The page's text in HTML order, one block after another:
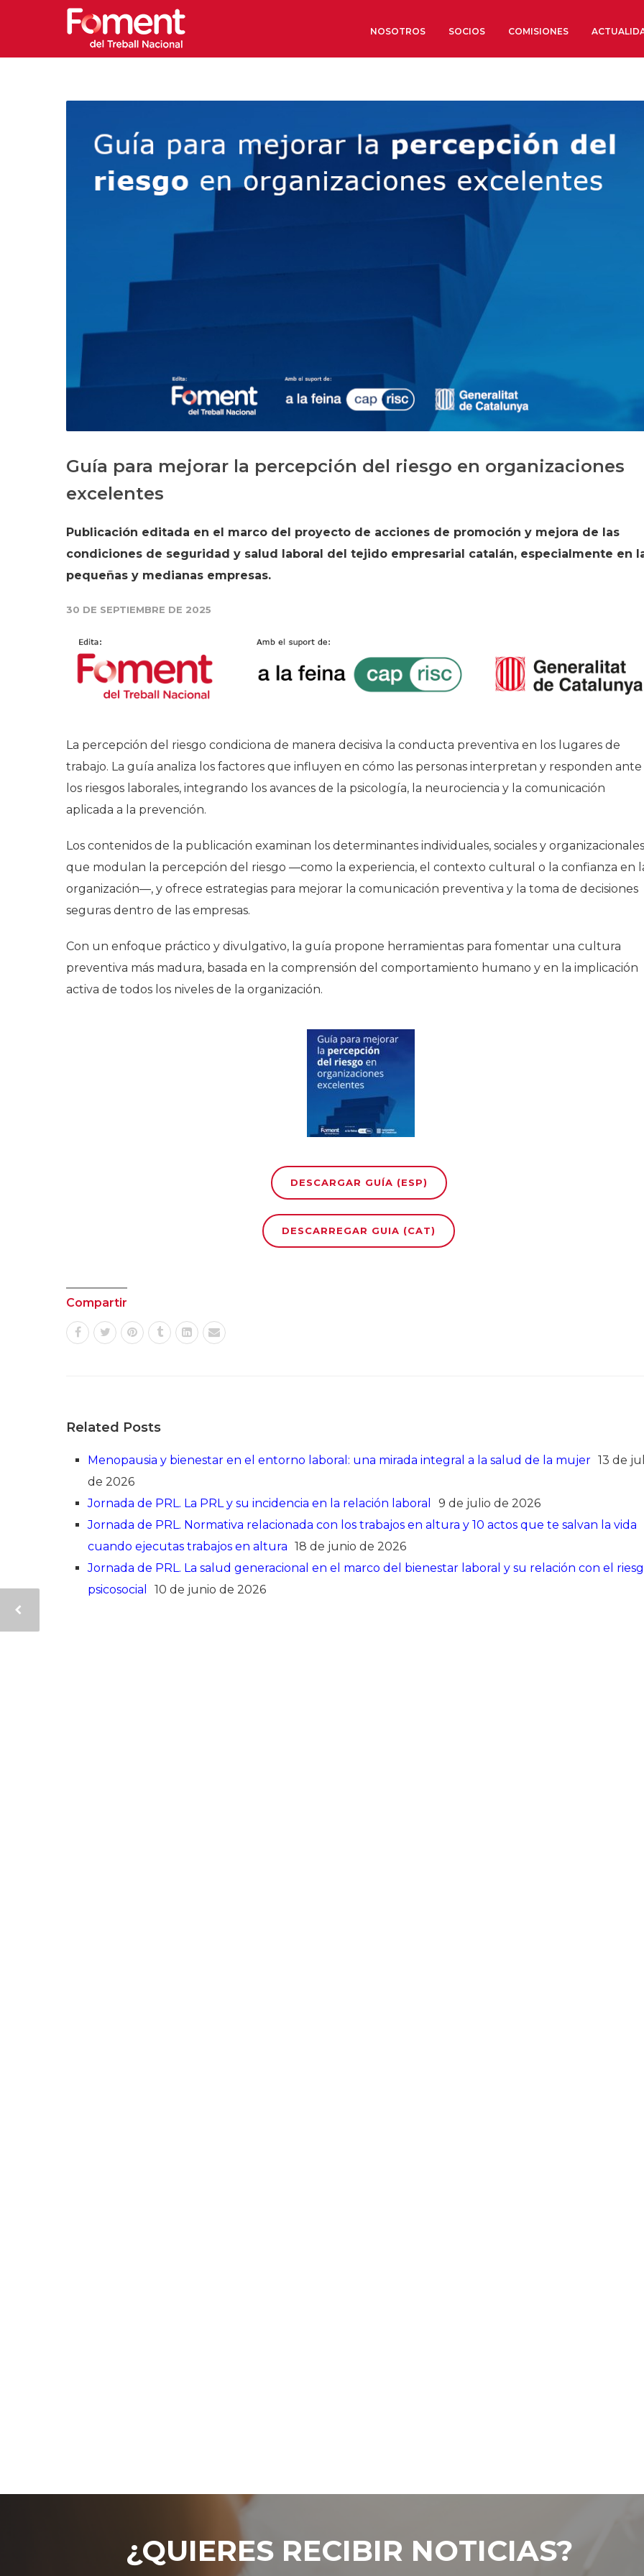
NOSOTROS
Órganos Consultivos
Institut d’Estudis Estratègics
Organizaciones sectoriales
Sociedad Barcelonesa de
Económicos y Sociales
Sede Social
SOCIOS COMISIONES
Guía para mejorar la percepción del riesgo en organizaciones
excelentes
Publicación editada en el marco del proyecto de acciones de promoción y mejora de las
condiciones de seguridad y salud laboral del tejido empresarial catalán, especialmente en
pequeñas y medianas empresas.
30 DE SEPTIEMBRE DE 2025
La percepción del riesgo condiciona de manera decisiva la conducta preventiva en los lugares de
trabajo. La guía analiza los factores que influyen en cómo las personas interpretan y responden ante
los riesgos laborales, integrando los avances de la psicología, la neurociencia y la comunicación
aplicada a la prevención.
Los contenidos de la publicación examinan los determinantes individuales, sociales y organizacionales
que modulan la percepción del riesgo —como la experiencia, el contexto cultural o la confianza en
organización—, y ofrece estrategias para mejorar la comunicación preventiva y la toma de decisiones
seguras dentro de las empresas.
Con un enfoque práctico y divulgativo, la guía propone herramientas para fomentar una cultura
preventiva más madura, basada en la comprensión del comportamiento humano y en la implicación
activa de todos los niveles de la organización.
DESCARGAR GUÍA (ESP)
DESCARREGAR GUIA (CAT)
Compartir
Related Posts
Menopausia y bienestar en el entorno laboral: una mirada integral a la salud de la mujer 13 de
de 2026
Jornada de PRL. La PRL y su incidencia en la relación laboral
9 de julio de 2026
Jornada de PRL. Normativa relacionada con los trabajos en altura y 10 actos que te salvan la vida
cuando ejecutas trabajos en altura 18 de junio de 2026
Jornada de PRL. La salud generacional en el marco del bienestar laboral y su relación con el
psicosocial
10 de junio de 2026
¿QUIERES RECIBIR NOTICIAS?